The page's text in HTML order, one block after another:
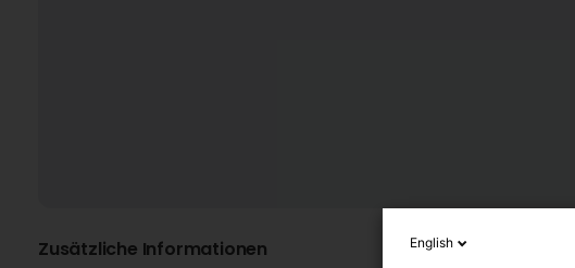
Zusätzliche Informationen English